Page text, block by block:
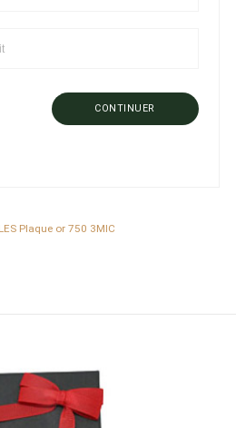
CONTINUER
Plaque or 750 3MIC